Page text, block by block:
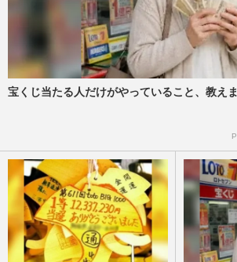
宝くじ当たる人だけがやっていること、教え